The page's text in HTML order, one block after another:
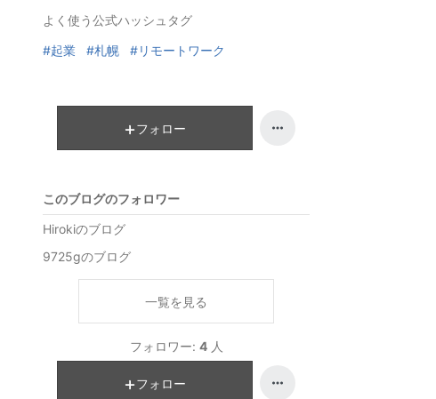
よく使う公式ハッシュタグ
#起業 #札幌 #リモートワーク
フォロー
このブログのフォロワー
Hirokiのブログ
9725gのブログ
一覧を見る
フォロワー: 4 人
フォロー